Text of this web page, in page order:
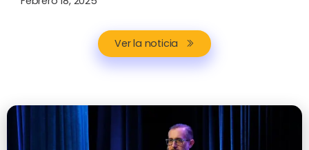
Ver la noticia